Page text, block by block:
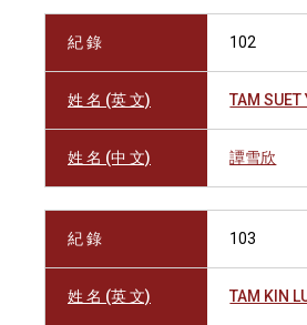
紀 錄 102
姓 名 (英 文) TAM SUET
姓 名 (中 文) 譚雪欣
紀 錄 103
姓 名 (英 文) TAM KIN